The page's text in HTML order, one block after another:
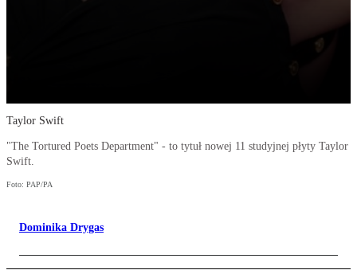
Taylor Swift
"The Tortured Poets Department" - to tytuł nowej 11 studyjnej płyty Taylor
Swift.
Foto: PAP/PA
Dominika Drygas